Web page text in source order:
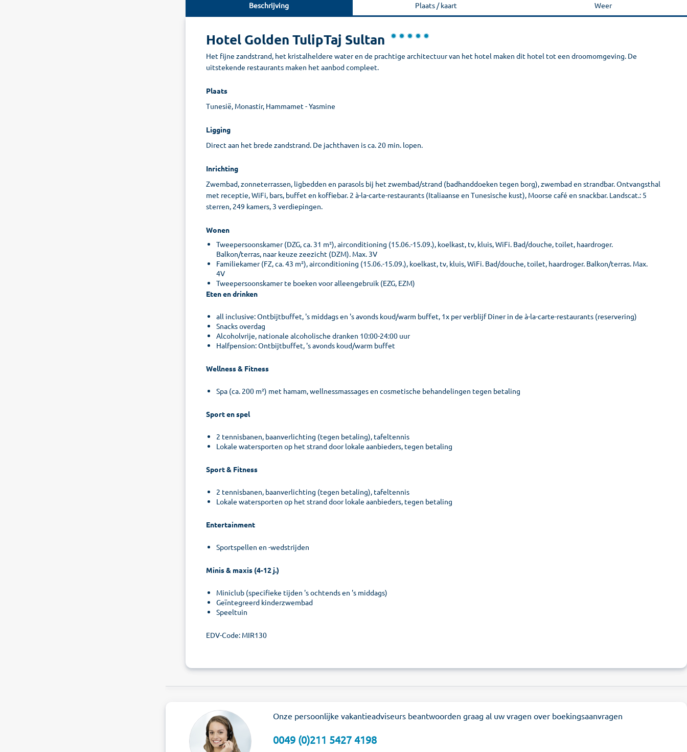
Beschrijving Plaats / kaart Weer
Hotel Golden TulipTaj Sultan
Het fijne zandstrand, het kristalheldere water en de prachtige architectuur van het hotel maken dit hotel tot een droomomgeving. De
uitstekende restaurants maken het aanbod compleet.
Plaats
Tunesië, Monastir, Hammamet - Yasmine
Ligging
Direct aan het brede zandstrand. De jachthaven is ca. 20 min. lopen.
Inrichting
Zwembad, zonneterrassen, ligbedden en parasols bij het zwembad/strand (badhanddoeken tegen borg), zwembad en strandbar. Ontvangsthal
met receptie, WiFi, bars, buffet en koffiebar. 2 à-la-carte-restaurants (Italiaanse en Tunesische kust), Moorse café en snackbar. Landscat.: 5
sterren, 249 kamers, 3 verdiepingen.
Wonen
Tweepersoonskamer (DZG, ca. 31 m²), airconditioning (15.06.-15.09.), koelkast, tv, kluis, WiFi. Bad/douche, toilet, haardroger.
Balkon/terras, naar keuze zeezicht (DZM). Max. 3V
Familiekamer (FZ, ca. 43 m²), airconditioning (15.06.-15.09.), koelkast, tv, kluis, WiFi. Bad/douche, toilet, haardroger. Balkon/terras. Max.
4V
Tweepersoonskamer te boeken voor alleengebruik (EZG, EZM)
Eten en drinken
all inclusive: Ontbijtbuffet, 's middags en 's avonds koud/warm buffet, 1x per verblijf Diner in de à-la-carte-restaurants (reservering)
Snacks overdag
Alcoholvrije, nationale alcoholische dranken 10:00-24:00 uur
Halfpension: Ontbijtbuffet, 's avonds koud/warm buffet
Wellness & Fitness
Spa (ca. 200 m²) met hamam, wellnessmassages en cosmetische behandelingen tegen betaling
Sport en spel
2 tennisbanen, baanverlichting (tegen betaling), tafeltennis
Lokale watersporten op het strand door lokale aanbieders, tegen betaling
Sport & Fitness
2 tennisbanen, baanverlichting (tegen betaling), tafeltennis
Lokale watersporten op het strand door lokale aanbieders, tegen betaling
Entertainment
Sportspellen en -wedstrijden
Minis & maxis (4-12 j.)
Miniclub (specifieke tijden 's ochtends en 's middags)
Geïntegreerd kinderzwembad
Speeltuin
EDV-Code: MIR130
Onze persoonlijke vakantieadviseurs beantwoorden graag al uw vragen over boekingsaanvragen
0049 (0)211 5427 4198